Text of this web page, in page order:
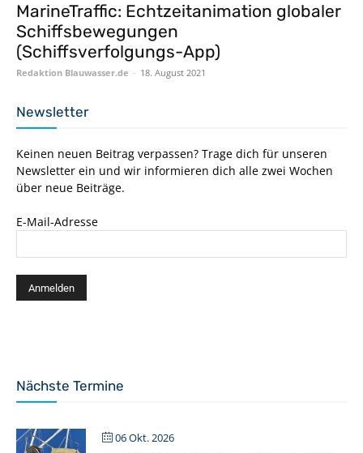
MarineTraffic: Echtzeitanimation globaler
Schiffsbewegungen
(Schiffsverfolgungs-App)
Redaktion Blauwasser.de - 18. August 2021
Newsletter
Keinen neuen Beitrag verpassen? Trage dich für unseren
Newsletter ein und wir informieren dich alle zwei Wochen
über neue Beiträge.
E-Mail-Adresse
Nächste Termine
06 Okt. 2026